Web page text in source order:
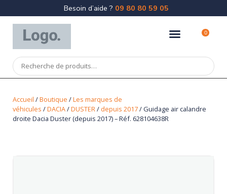
Besoin d’aide ? 09 80 80 59 05
0
Accueil /Boutique /Les marques de
véhicules /DACIA/DUSTER/ depuis 2017/ Guidage air calandre
droite Dacia Duster (depuis 2017) – Réf. 628104638R